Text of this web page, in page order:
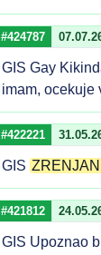
#424787
GIS Gay
imam, ocekuje
#422221
GIS
#421812
GIS Upoznao